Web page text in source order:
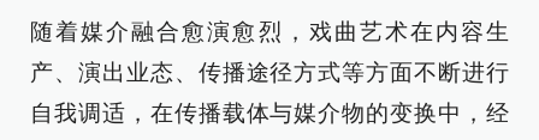
随着媒介融合愈演愈烈，戏曲艺术在内容生
产、演出业态、传播途径方式等方面不断进行
自我调适，在传播载体与媒介物的变换中，经